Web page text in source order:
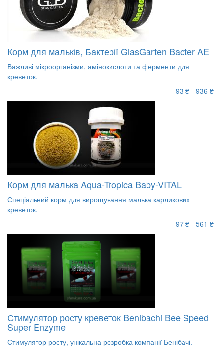
Корм для мальків, Бактерії GlasGarten Bacter AE
Важливі мікроорганізми, амінокислоти та ферменти для
креветок.
93 ₴ - 936 ₴
Корм для малька Aqua-Tropica Baby-VITAL
Спеціальний корм для вирощування малька карликових
креветок.
97 ₴ - 561 ₴
Стимулятор росту креветок Benibachi Bee Speed
Super Enzyme
Стимулятор росту, унікальна розробка компанії Бенібачі.